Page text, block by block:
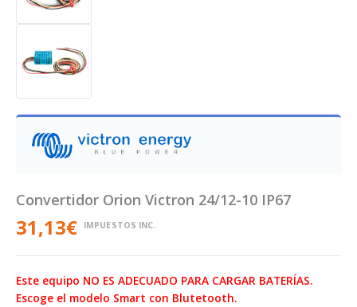
Convertidor Orion Victron 24/12-10 IP67
31,13€ IMPUESTOS INC.
Este equipo NO ES ADECUADO PARA CARGAR BATERÍAS.
Escoge el modelo Smart con Blutetooth.